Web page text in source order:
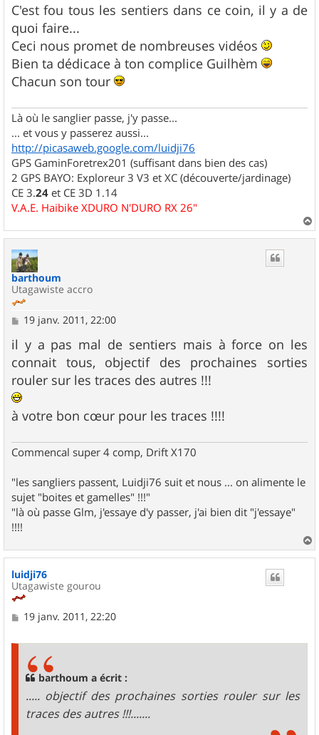
s
s
a
g
e
C'est fou tous les sentiers dans ce coin, il y a de
quoi faire...
Ceci nous promet de nombreuses vidéos
Bien ta dédicace à ton complice Guilhèm
Chacun son tour
Là où le sanglier passe, j'y passe...
... et vous y passerez aussi...
http://picasaweb.google.com/luidji76
GPS GaminForetrex201 (suffisant dans bien des cas)
2 GPS BAYO: Exploreur 3 V3 et XC (découverte/jardinage)
CE 3.24 et CE 3D 1.14
V.A.E. Haibike XDURO N'DURO RX 26"
a
barthoum
Utagawiste accro
M
a
g
e
19 janv. 2011, 22:00
il y a pas mal de sentiers mais à force on les
connait tous, objectif des prochaines sorties
rouler sur les traces des autres !!!
à votre bon cœur pour les traces !!!!
Commencal super 4 comp, Drift X170
"les sangliers passent, Luidji76 suit et nous ... on alimente le
sujet "boites et gamelles" !!!"
"là où passe Glm, j'essaye d'y passer, j'ai bien dit "j'essaye"
!!!!
a
luidji76
Utagawiste gourou
M19 janv. 2011, 22:20
barthoum a écrit :
..... objectif des prochaines sorties rouler sur les
traces des autres !!!.......